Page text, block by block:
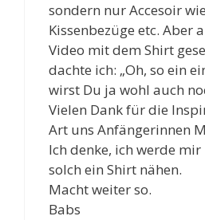
sondern nur Accesoir
Kissenbezüge etc. Aber
Video mit dem Shirt
dachte ich: „Oh, so ein
wirst Du ja wohl auch
Vielen Dank für die
Art uns Anfängerinnen
Ich denke, ich werde
solch ein Shirt nähen.
Macht weiter so.
Babs